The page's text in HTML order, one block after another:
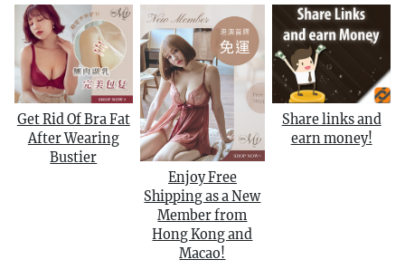
Get Rid Of Bra Fat
After Wearing
Bustier
Enjoy Free
Shipping as a New
Member from
Hong Kong and
Macao!
Share links and
earn money!